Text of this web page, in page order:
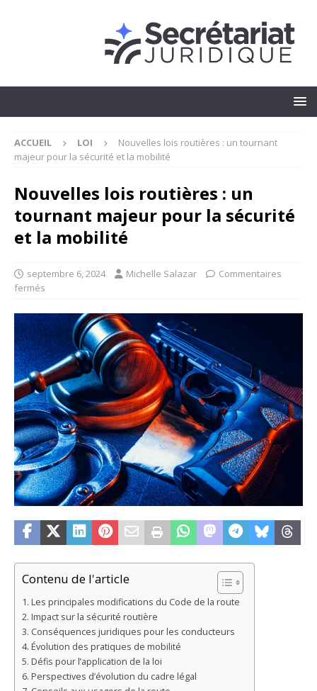
ACCUEIL LOI
Nouvelles lois routières : un tournant
majeur pour la sécurité et la mobilité
Nouvelles lois routières : un
tournant majeur pour la sécurité
et la mobilité
septembre 6, 2024 Michelle Salazar
Commentaires
fermés
Contenu de l'article
Les principales modifications du Code de la route
Impact sur la sécurité routière
Conséquences juridiques pour les conducteurs
Évolution des pratiques de mobilité
Défis pour l’application de la loi
Perspectives d’évolution du cadre légal